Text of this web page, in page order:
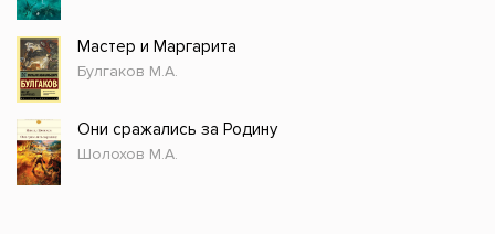
Мастер и Маргарита
Булгаков М.А.
Они сражались за Родину
Шолохов М.А.